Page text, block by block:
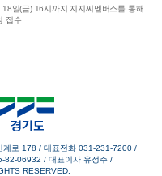
18일(금) 16시까지 지지씨멤버스를 통해
접수
계로 178 / 대표전화 031-231-7200 /
82-06932 / 대표이사 유정주/
RESERVED.